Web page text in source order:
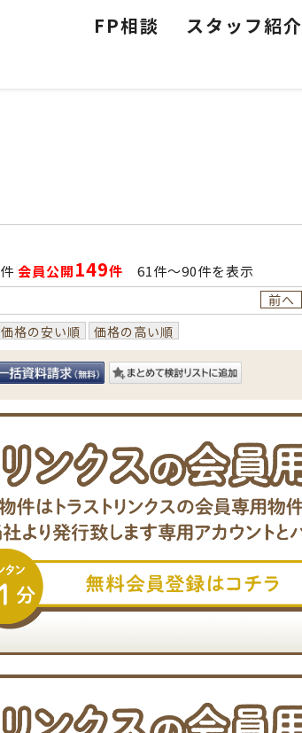
FP相談 スタッフ紹介
件会員公開149件 61件〜90件を表示
前へ
価格の安い順 価格の高い順